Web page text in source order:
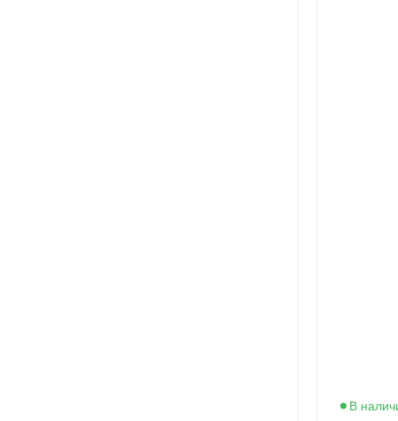
В